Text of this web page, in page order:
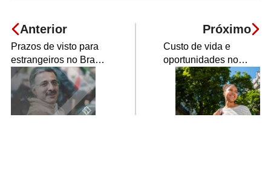
Anterior
Prazos de visto para
estrangeiros no Brasil:
temporários e
permanente.
Próximo
Custo de vida e
oportunidades no
Brasil para refugiados